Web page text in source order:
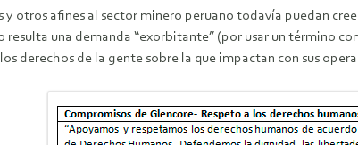
y otros afines al sector minero peruano todavía puedan
resulta una demanda “exorbitante” (por usar un término
derechos de la gente sobre la que impactan con sus